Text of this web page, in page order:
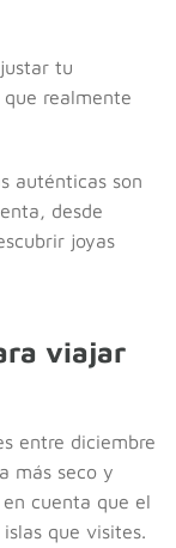
tu
realmente
auténticas son
desde
joyas
viajar
entre diciembre
más seco y
cuenta que el
que visites.